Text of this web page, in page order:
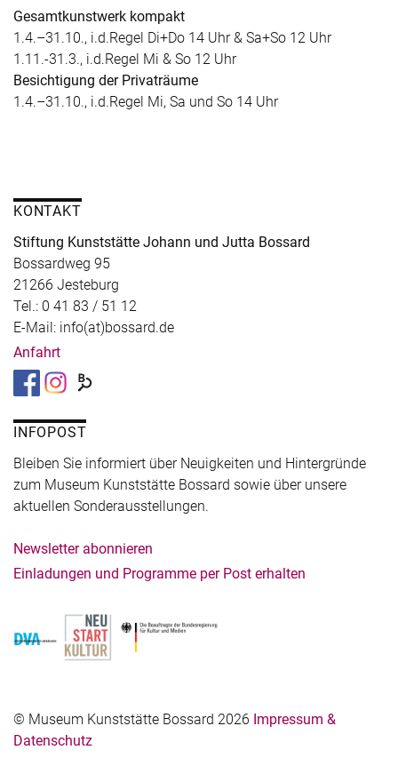
Gesamtkunstwerk kompakt
1.4.–31.10., i.d.Regel Di+Do 14 Uhr & Sa+So 12 Uhr
1.11.-31.3., i.d.Regel Mi & So 12 Uhr
Besichtigung der Privaträume
1.4.–31.10., i.d.Regel Mi, Sa und So 14 Uhr
KONTAKT
Stiftung Kunststätte Johann und Jutta Bossard
Bossardweg 95
21266 Jesteburg
Tel.: 0 41 83 / 51 12
E-Mail: info(at)bossard.de
Anfahrt
INFOPOST
Bleiben Sie informiert über Neuigkeiten und Hintergründe
zum Museum Kunststätte Bossard sowie über unsere
aktuellen Sonderausstellungen.
Newsletter abonnieren
Einladungen und Programme per Post erhalten
© Museum Kunststätte Bossard 2026 Impressum &
Datenschutz